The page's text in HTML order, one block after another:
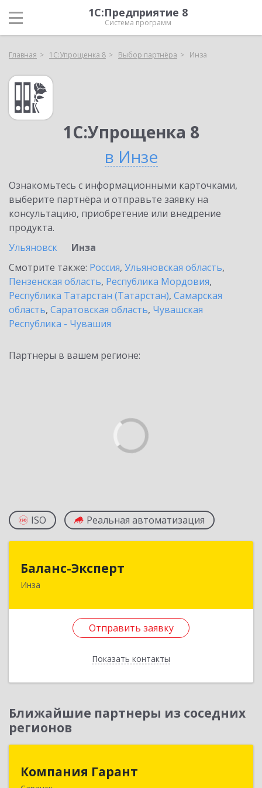
1С:Предприятие 8
Система программ
Главная 1С:Упрощенка 8 Выбор партнёра Инза
1С:Упрощенка 8
в Инзе
Ознакомьтесь с информационными карточками,
выберите партнёра и отправьте заявку на
консультацию, приобретение или внедрение
продукта.
Ульяновск
Инза
Смотрите также: Россия, Ульяновская область,
Пензенская область, Республика Мордовия,
Республика Татарстан (Татарстан), Самарская
область, Саратовская область, Чувашская
Республика - Чувашия
Партнеры в вашем регионе:
ISO Реальная автоматизация
Баланс-Эксперт
Инза
Отправить заявку
Показать контакты
433030, Ульяновская обл, Инзенский р-н, Инза
Отправить заявку
Назад
Ближайшие партнеры из соседних
регионов
Компания Гарант